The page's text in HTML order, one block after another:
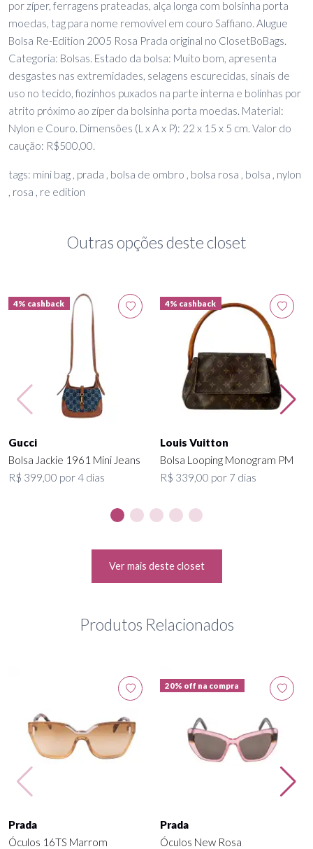
por zíper, ferragens prateadas, alça longa com bolsinha porta
moedas, tag para nome removível em couro Saffiano. Alugue
Bolsa Re-Edition 2005 Rosa Prada original no ClosetBoBags.
Categoria: Bolsas. Estado da bolsa: Muito bom, apresenta
desgastes nas extremidades, selagens escurecidas, sinais de
uso no tecido, fiozinhos puxados na parte interna e bolinhas por
atrito próximo ao zíper da bolsinha porta moedas. Material:
Nylon e Couro. Dimensões (L x A x P): 22 x 15 x 5 cm. Valor do
caução: R$500,00.
tags: mini bag , prada , bolsa de ombro , bolsa rosa , bolsa , nylon
, rosa , re edition
Outras opções deste closet
4% cashback
Gucci
Bolsa Jackie 1961 Mini Jeans
R$ 399,00 por 4 dias
4% cashback
Louis Vuitton
Bolsa Looping Monogram PM
R$ 339,00 por 7 dias
Ver mais deste closet
Produtos Relacionados
Prada
Óculos 16TS Marrom
20% off na compra
Prada
Óculos New Rosa